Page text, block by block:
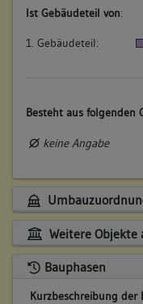
Ist Gebäudeteil von:
1. Gebäudeteil:
Besteht aus folgenden
keine Angabe
Weitere Objekte
Bauphasen
Kurzbeschreibung der